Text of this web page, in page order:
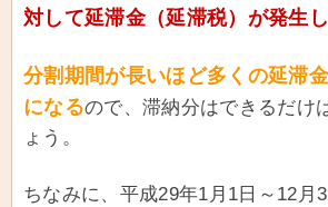
対して延滞金（延滞税）が発生し
分割期間が長いほど多くの延滞
になるので、滞納分はできるだけ
ょう。
ちなみに、平成29年1月1日～12月